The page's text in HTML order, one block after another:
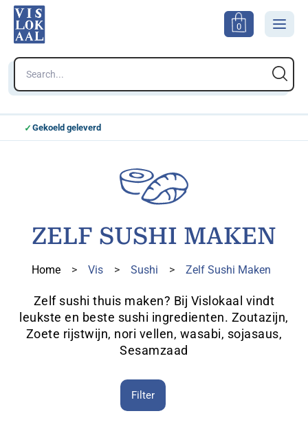
0
Gekoeld geleverd
ZELF SUSHI MAKEN
Home > Vis > Sushi > Zelf Sushi Maken
Zelf sushi thuis maken? Bij Vislokaal vindt
leukste en beste sushi ingredienten. Zoutazijn,
Zoete rijstwijn, nori vellen, wasabi, sojasaus,
Sesamzaad
Filter